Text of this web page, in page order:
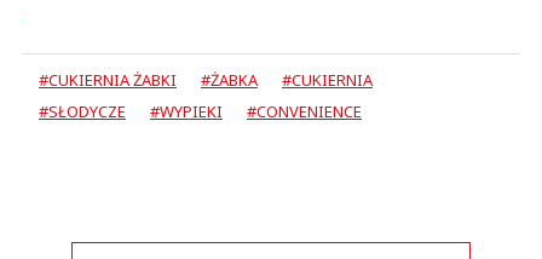
#CUKIERNIA ŻABKI #ŻABKA
#CUKIERNIA
#SŁODYCZE
#WYPIEKI #CONVENIENCE